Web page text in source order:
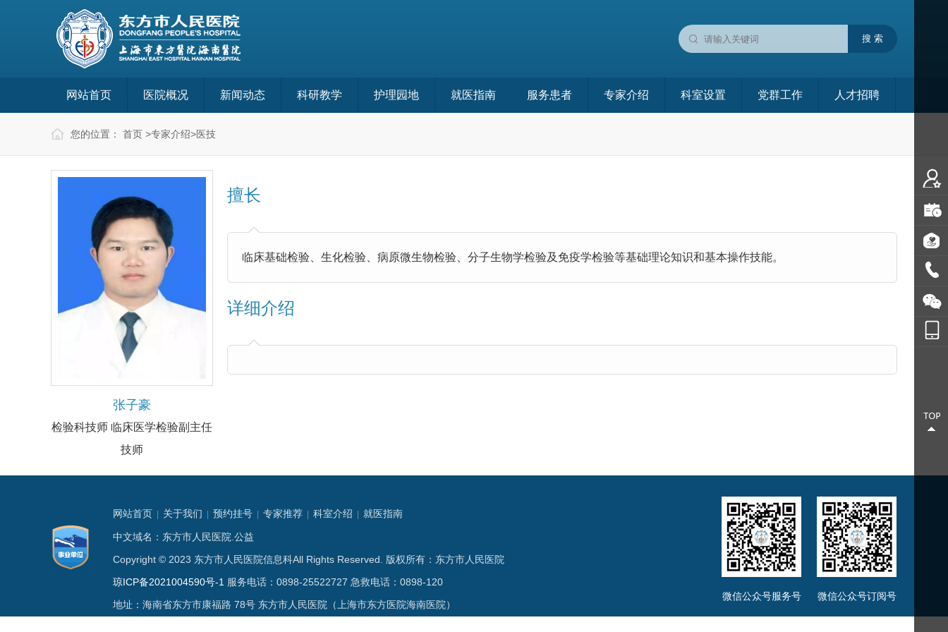
网站首页 医院概况 新闻动态 科研教学 护理园地 就医指南 服务患者 专家介绍 科室设置 党群工作 人才招聘
您的位置： 首页 >专家介绍>医技
张子豪
检验科技师 临床医学检验副主任
技师
擅长
临床基础检验、生化检验、病原微生物检验、分子生物学检验及免疫学检验等基础理论知识和基本操作技能。
详细介绍
网站首页 关于我们 预约挂号 专家推荐 科室介绍 就医指南
中文域名：东方市人民医院.公益
Copyright © 2023 东方市人民医院信息科All Rights Reserved. 版权所有：东方市人民医院
琼ICP备2021004590号-1 服务电话：0898-25522727 急救电话：0898-120
地址：海南省东方市康福路 78号 东方市人民医院（上海市东方医院海南医院）
微信公众号服务号 微信公众号订阅号